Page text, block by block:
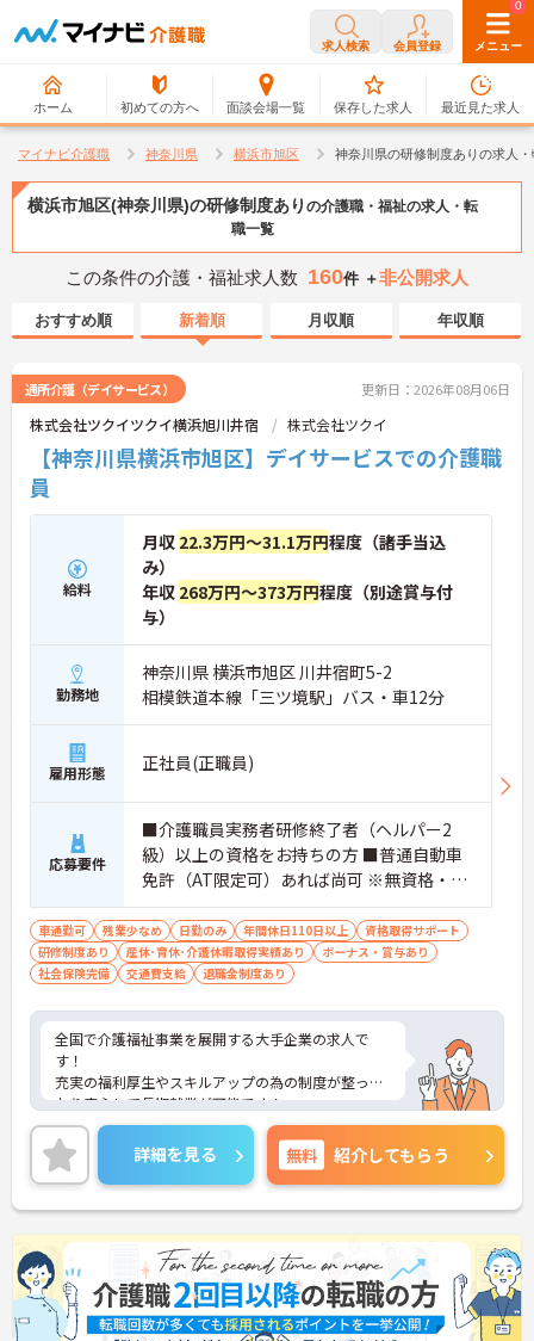
求人検索 会員登録 メニュー
ホーム 初めての方へ 面談会場一覧
0
保存した求人
0
最近見た求人
マイナビ介護職 神奈川県 横浜市旭区 神奈川県の研修制度ありの求人
横浜市旭区(神奈川県)の研修制度あり の介護職・福祉の求人・転
職一覧
この条件の介護・福祉求人数 160件 ＋非公開求人
おすすめ順 新着順 月収順 年収順
通所介護（デイサービス） 更新日：2026年08月06日
株式会社ツクイツクイ横浜旭川井宿 株式会社ツクイ
【神奈川県横浜市旭区】デイサービスでの介護職
員
給料
月収 22.3万円～31.1万円程度（諸手当込
み）
年収 268万円～373万円程度（別途賞与付
与）
勤務地
神奈川県 横浜市旭区 川井宿町5-2
相模鉄道本線「三ツ境駅」バス・車12分
雇用形態 正社員(正職員)
応募要件
■介護職員実務者研修終了者（ヘルパー2
級）以上の資格をお持ちの方 ■普通自動車
免許（AT限定可）あれば尚可 ※無資格・未
経験相談可能
車通勤可 残業少なめ 日勤のみ 年間休日110日以上
資格取得サポート
研修制度あり
産休･育休･介護休暇取得実績あり
ボーナス・賞与あり
社会保険完備
交通費支給 退職金制度あり
全国で介護福祉事業を展開する大手企業の求人で
す！
充実の福利厚生やスキルアップの為の制度が整って
おり安心して長期就業が可能です！
ご興味ある方には、面接のポイントなど、さらに詳
細をお話致しますのでお気軽にご相談ください。
詳細を見る 無料 紹介してもらう